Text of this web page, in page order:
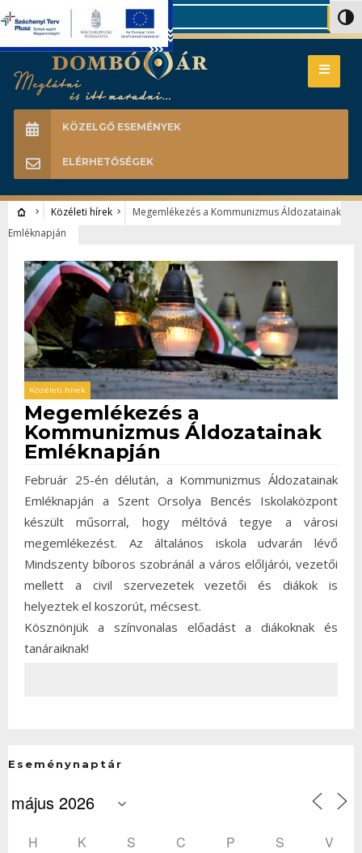
Search
KÖZELGŐ ESEMÉNYEK
ELÉRHETŐSÉGEK
Közéleti hírek
Megemlékezés a Kommunizmus Áldozatainak
Emléknapján
Közéleti hírek
Megemlékezés a
Kommunizmus Áldozatainak
Emléknapján
Február 25-én délután, a Kommunizmus Áldozatainak
Emléknapján a Szent Orsolya Bencés Iskolaközpont
készült műsorral, hogy méltóvá tegye a városi
megemlékezést. Az általános iskola udvarán lévő
Mindszenty bíboros szobránál a város előljárói, vezetői
mellett a civil szervezetek vezetői és diákok is
helyeztek el koszorút, mécsest.
Kösznönjük a színvonalas előadást a diákoknak és
tanáraiknak!
Eseménynaptár
H K S C P S V